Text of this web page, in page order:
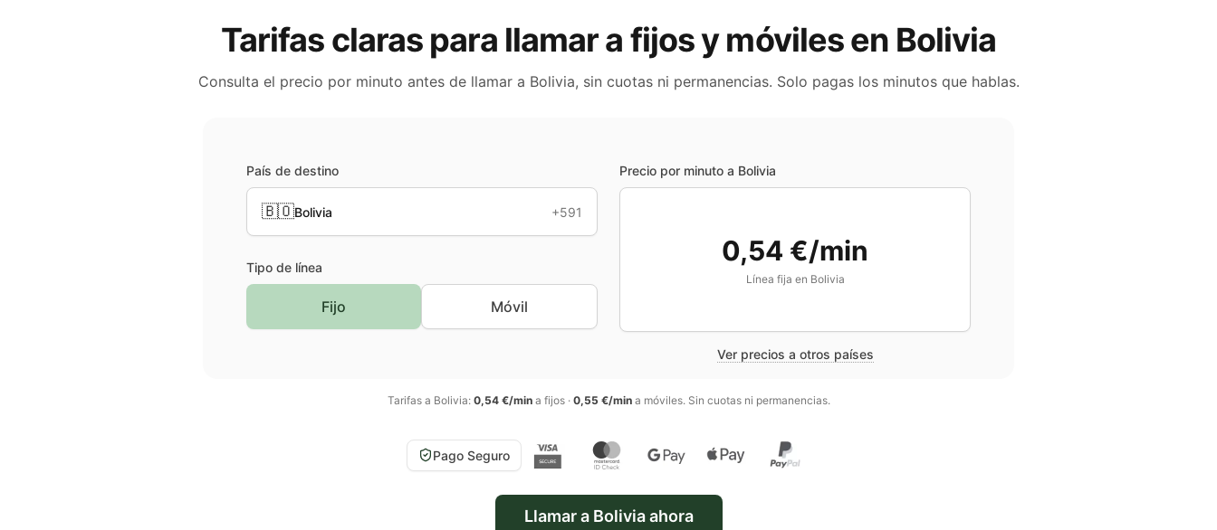
Tarifas claras para llamar a fijos y móviles en Bolivia
Consulta el precio por minuto antes de llamar a Bolivia, sin cuotas ni permanencias. Solo pagas los minutos que hablas.
País de destino
🇧🇴Bolivia +591
Tipo de línea
Fijo Móvil
Precio por minuto a Bolivia
0,54 €/min
Línea fija en Bolivia
Ver precios a otros países
Tarifas a Bolivia: 0,54 €/mina fijos· 0,55 €/mina móviles. Sin cuotas ni permanencias.
Pago Seguro
Llamar a Boliviaahora